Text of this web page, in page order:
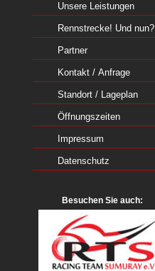
Unsere Leistungen
Rennstrecke! Und nun?
Partner
Kontakt / Anfrage
Standort / Lageplan
Öffnungszeiten
Impressum
Datenschutz
Besuchen Sie auch: